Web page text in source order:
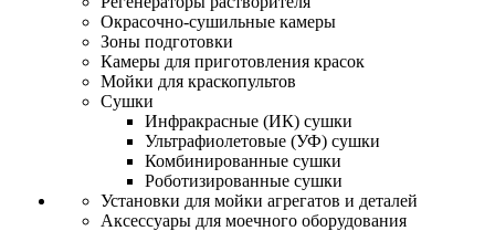
Окрасочно-сушильные камеры
Зоны подготовки
Камеры для приготовления красок
Мойки для краскопультов
Сушки
Инфракрасные (ИК) сушки
Ультрафиолетовые (УФ) сушки
Комбинированные сушки
Роботизированные сушки
Установки для мойки агрегатов и деталей
Аксессуары для моечного оборудования